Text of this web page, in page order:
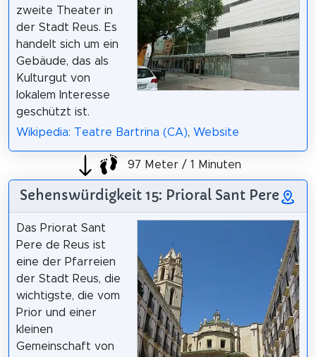
zweite Theater in
der Stadt Reus. Es
handelt sich um ein
Gebäude, das als
Kulturgut von
lokalem Interesse
geschützt ist.
Wikipedia: Teatre Bartrina (CA), Website
97 Meter / 1 Minuten
Sehenswürdigkeit 15: Prioral Sant Pere
Das Priorat Sant
Pere de Reus ist
eine der Pfarreien
der Stadt Reus, die
wichtigste, die vom
Prior und einer
kleinen
Gemeinschaft von